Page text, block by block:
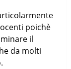
poichè
il
da molti